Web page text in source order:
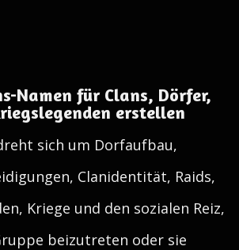
Namen für Clans, Dörfer,
erstellen
sich um Dorfaufbau,
Clanidentität, Raids,
Kriege und den sozialen Reiz,
beizutreten oder sie